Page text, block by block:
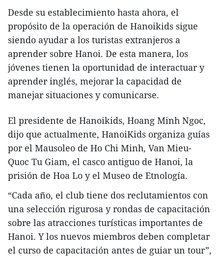
Desde su establecimiento hasta ahora, el
propósito de la operación de Hanoikids sigue
siendo ayudar a los turistas extranjeros a
aprender sobre Hanoi. De esta manera, los
jóvenes tienen la oportunidad de interactuar y
aprender inglés, mejorar la capacidad de
manejar situaciones y comunicarse.
El presidente de Hanoikids, Hoang Minh Ngoc,
dijo que actualmente, HanoiKids organiza guías
por el Mausoleo de Ho Chi Minh, Van Mieu-
Quoc Tu Giam, el casco antiguo de Hanoi, la
prisión de Hoa Lo y el Museo de Etnología.
“Cada año, el club tiene dos reclutamientos con
una selección rigurosa y rondas de capacitación
sobre las atracciones turísticas importantes de
Hanoi. Y los nuevos miembros deben completar
el curso de capacitación antes de guiar un tour”,